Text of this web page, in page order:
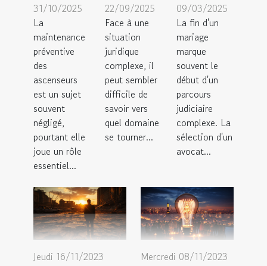
31/10/2025
La
maintenance
préventive
des
ascenseurs
est un sujet
souvent
négligé,
pourtant elle
joue un rôle
essentiel...
22/09/2025
Face à une
situation
juridique
complexe, il
peut sembler
difficile de
savoir vers
quel domaine
se tourner...
09/03/2025
La fin d'un
mariage
marque
souvent le
début d'un
parcours
judiciaire
complexe. La
sélection d'un
avocat...
Jeudi 16/11/2023
Mercredi 08/11/2023